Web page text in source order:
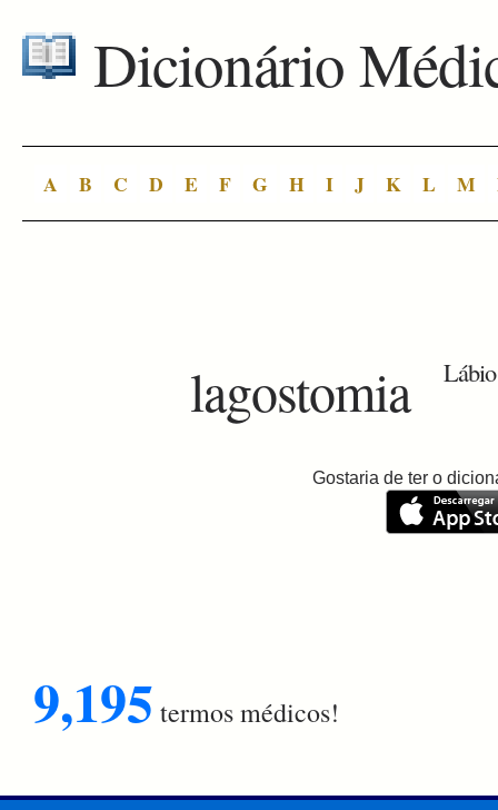
Dicionário
A B C D E F G H I J K L M
lagostomia
Gostaria de ter o
9,195 termos médicos!